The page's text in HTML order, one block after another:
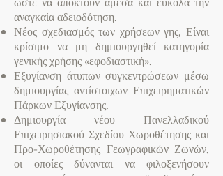
αναγκαία αδειοδότηση.
Νέος σχεδιασμός των χρήσεων γης, Είναι
κρίσιμο να μη δημιουργηθεί κατηγορία
γενικής χρήσης «εφοδιαστική».
Εξυγίανση άτυπων συγκεντρώσεων μέσω
δημιουργίας αντίστοιχων Επιχειρηματικών
Πάρκων Εξυγίανσης.
Δημιουργία νέου Πανελλαδικού
Επιχειρησιακού Σχεδίου Χωροθέτησης και
Προ-Χωροθέτησης Γεωγραφικών Ζωνών,
οι οποίες δύνανται να φιλοξενήσουν